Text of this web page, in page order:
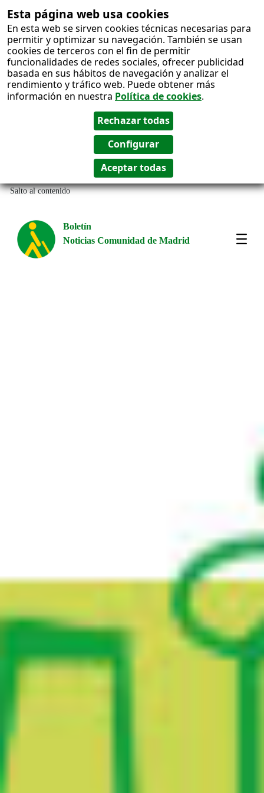
Esta página web usa cookies
En esta web se sirven cookies técnicas necesarias para
permitir y optimizar su navegación. También se usan
cookies de terceros con el fin de permitir
funcionalidades de redes sociales, ofrecer publicidad
basada en sus hábitos de navegación y analizar el
rendimiento y tráfico web. Puede obtener más
información en nuestra Política de cookies.
Salto al contenido
Boletín
Noticias Comunidad de Madrid